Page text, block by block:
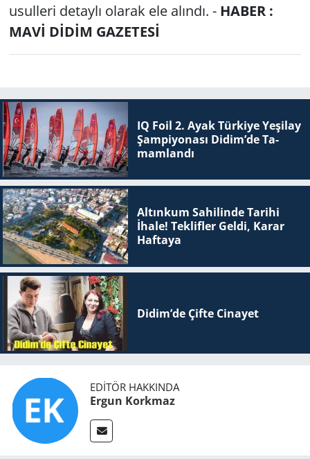
usulleri detaylı olarak ele alındı. -HABER :
MAVİ DİDİM GAZETESİ
IQ Foil 2. Ayak Tür­ki­ye Ye­şi­lay
Şam­pi­yo­na­sı Didim’de Ta­
mam­lan­dı
Altınkum Sahilinde Tarihi
İhale! Teklifler Geldi, Karar
Haftaya
Didim’de Çifte Ci­na­yet
EDITÖR HAKKINDA
Ergun Korkmaz